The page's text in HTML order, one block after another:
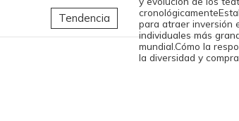
Tendencia
cronológicamente
para atraer inversión
individuales más
mundial.Cómo la
la diversidad y